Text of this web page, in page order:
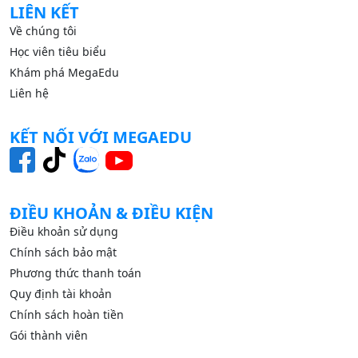
LIÊN KẾT
Về chúng tôi
Học viên tiêu biểu
Khám phá MegaEdu
Liên hệ
KẾT NỐI VỚI MEGAEDU
ĐIỀU KHOẢN & ĐIỀU KIỆN
Điều khoản sử dụng
Chính sách bảo mật
Phương thức thanh toán
Quy định tài khoản
Chính sách hoàn tiền
Gói thành viên